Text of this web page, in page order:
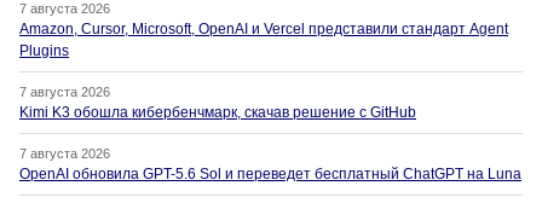
7 августа 2026
Amazon, Cursor, Microsoft, OpenAI и Vercel представили стандарт Agent
Plugins
7 августа 2026
Kimi K3 обошла кибербенчмарк, скачав решение с GitHub
7 августа 2026
OpenAI обновила GPT-5.6 Sol и переведет бесплатный ChatGPT на Luna